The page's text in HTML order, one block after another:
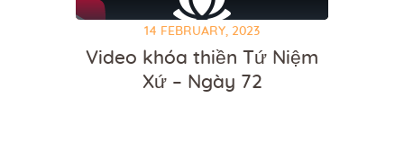
14 FEBRUARY, 2023
Video khóa thiền Tứ Niệm
Xứ – Ngày 72